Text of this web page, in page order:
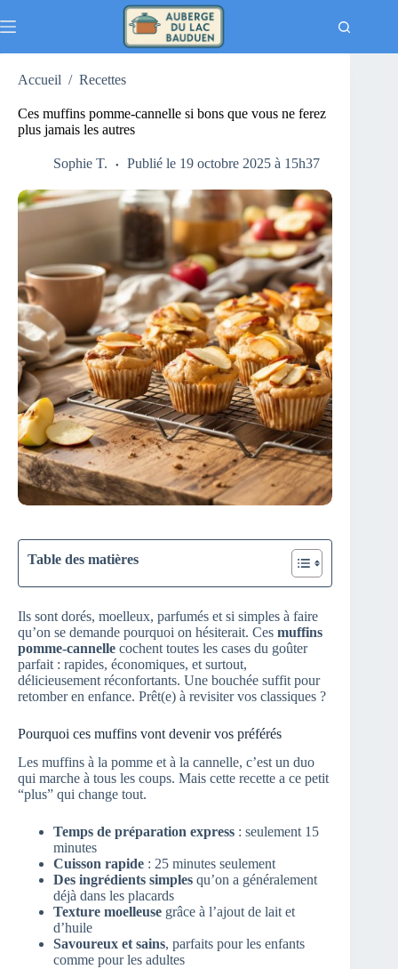
au
Accueil / Recettes
Ces muffins pomme-cannelle si bons que vous ne ferez
plus jamais les autres
Sophie T. Publié le 19 octobre 2025 à 15h37
Table des matières
Ils sont dorés, moelleux, parfumés et si simples à faire
qu’on se demande pourquoi on hésiterait. Ces muffins
pomme-cannelle cochent toutes les cases du goûter
parfait : rapides, économiques, et surtout,
délicieusement réconfortants. Une bouchée suffit pour
retomber en enfance. Prêt(e) à revisiter vos classiques ?
Pourquoi ces muffins vont devenir vos préférés
Les muffins à la pomme et à la cannelle, c’est un duo
qui marche à tous les coups. Mais cette recette a ce petit
“plus” qui change tout.
Temps de préparation express : seulement 15
minutes
Cuisson rapide : 25 minutes seulement
Des ingrédients simples qu’on a généralement
déjà dans les placards
Texture moelleuse grâce à l’ajout de lait et
d’huile
Savoureux et sains, parfaits pour les enfants
comme pour les adultes